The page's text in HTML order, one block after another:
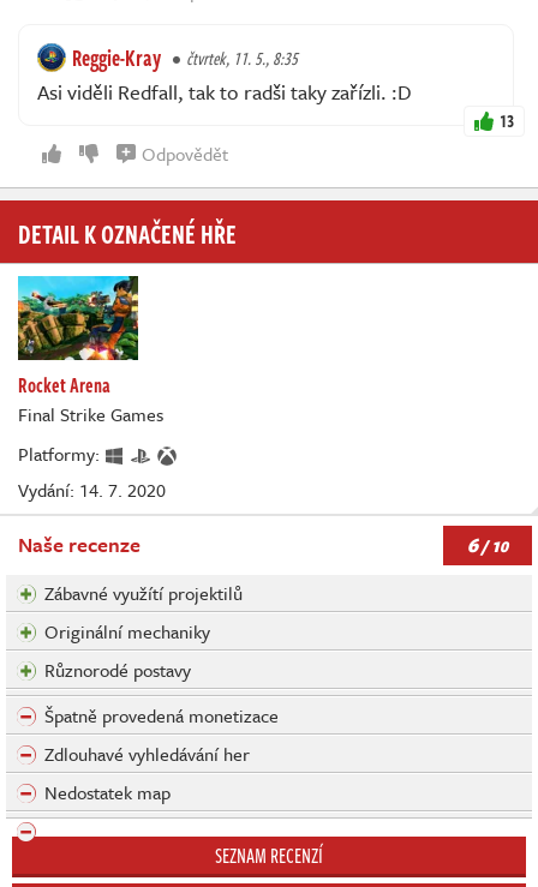
Reggie-Kray čtvrtek, 11. 5., 8:35
Asi viděli Redfall, tak to radši taky zařízli. :D
13
Odpovědět
DETAIL K OZNAČENÉ HŘE
Rocket Arena
Final Strike Games
Platformy:
Vydání: 14. 7. 2020
Naše recenze 6/ 10
Zábavné využítí projektilů
Originální mechaniky
Různorodé postavy
Špatně provedená monetizace
Zdlouhavé vyhledávání her
Nedostatek map
SEZNAM RECENZÍ